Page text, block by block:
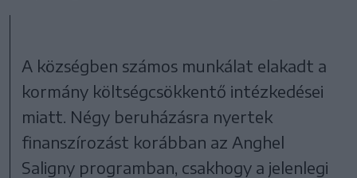
A községben számos munkálat elakadt a
kormány költségcsökkentő intézkedései
miatt. Négy beruházásra nyertek
finanszírozást korábban az Anghel
Saligny programban, csakhogy a jelenlegi